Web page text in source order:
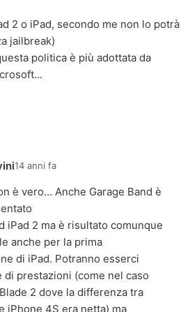
2 o iPad, secondo me non lo potrà
jailbreak)
politica è più adottata da
14 anni fa
è vero… Anche Garage Band è
iPad 2 ma è risultato comunque
anche per la prima
di iPad. Potranno esserci
di prestazioni (come nel caso
2 dove la differenza tra
iPhone 4S era netta) ma